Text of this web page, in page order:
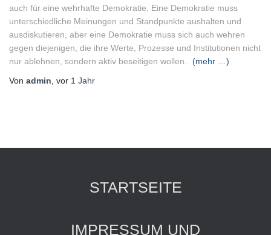
auch für eine wehrhafte Demokratie . Eine Demokratie muss
unterschiedliche Meinungen und Standpunkte aushalten und
ausdiskutieren, aber eine Demokratie muss sich auch wehren
gegen diejenigen, die ihre Werte, Prozesse und Institutionen nicht
nur ablehnen, sondern aktiv beseitigen wollen.
(mehr …)
Von admin , vor 1 Jahr
STARTSEITE
IMPRESSUM UND